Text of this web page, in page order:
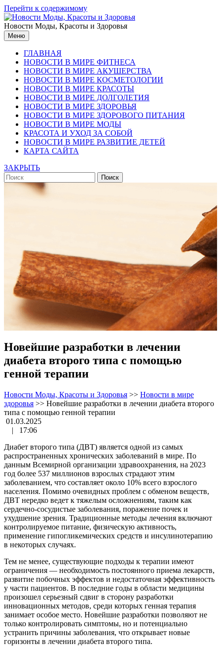
Перейти к содержимому
Новости Моды, Красоты и Здоровья
Меню
ГЛАВНАЯ
НОВОСТИ В МИРЕ ФИТНЕСА
НОВОСТИ В МИРЕ АКУШЕРСТВА
НОВОСТИ В МИРЕ КОСМЕТОЛОГИИ
НОВОСТИ В МИРЕ КРАСОТЫ
НОВОСТИ В МИРЕ ДОЛГОЛЕТИЯ
НОВОСТИ В МИРЕ ЗДОРОВЬЯ
НОВОСТИ В МИРЕ ЗДОРОВОГО ПИТАНИЯ
НОВОСТИ В МИРЕ МОДЫ
КРАСОТА И УХОД ЗА СОБОЙ
НОВОСТИ В МИРЕ РАЗВИТИЕ ДЕТЕЙ
КАРТА САЙТА
ЗАКРЫТЬ
Новейшие разработки в лечении
диабета второго типа с помощью
генной терапии
Новости Моды, Красоты и Здоровья >> Новости в мире
здоровья >> Новейшие разработки в лечении диабета второго
типа с помощью генной терапии
01.03.2025
|
17:06
Диабет второго типа (ДВТ) является одной из самых
распространенных хронических заболеваний в мире. По
данным Всемирной организации здравоохранения, на 2023
год более 537 миллионов взрослых страдают этим
заболеванием, что составляет около 10% всего взрослого
населения. Помимо очевидных проблем с обменом веществ,
ДВТ нередко ведет к тяжелым осложнениям, таким как
сердечно-сосудистые заболевания, поражение почек и
ухудшение зрения. Традиционные методы лечения включают
контролируемое питание, физическую активность,
применение гипогликемических средств и инсулинотерапию
в некоторых случаях.
Тем не менее, существующие подходы к терапии имеют
ограничения — необходимость постоянного приема лекарств,
развитие побочных эффектов и недостаточная эффективность
у части пациентов. В последние годы в области медицины
произошел серьезный сдвиг в сторону разработки
инновационных методов, среди которых генная терапия
занимает особое место. Новейшие разработки позволяют не
только контролировать симптомы, но и потенциально
устранить причины заболевания, что открывает новые
горизонты в лечении диабета второго типа.